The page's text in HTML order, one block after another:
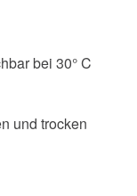
bei 30° C
und trocken